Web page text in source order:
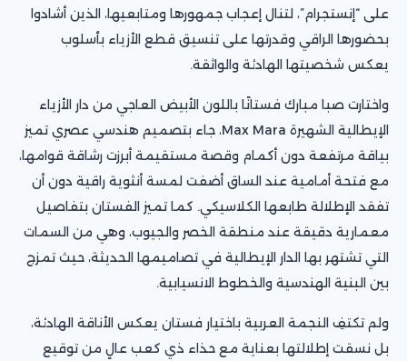
على “إنستجرام”، لتنال إعجاب جمهورها ومتابعيها، الذين أشادوا
بحضورها الراقي وقدرتها على تنسيق قطع الأزياء بأسلوب
يعكس شخصيتها الهادئة والواثقة.
واختارت صبا مبارك فستانًا باللون الأبيض العاجي من دار الأزياء
الإيطالية الشهيرة Max Mara، جاء بتصميم هندسي عصري تميز
بياقة مرتفعة دون أكمام وقصة مستقيمة أبرزت رشاقة قوامها،
مع فتحة أمامية عند الساق أضفت لمسة أنثوية راقية دون أن
تفقد الإطلالة طابعها الكلاسيكي. كما تميز الفستان بتفاصيل
معمارية دقيقة عند منطقة الخصر والجيوب، وهي من السمات
التي تشتهر بها الدار الإيطالية في تصاميمها الحديثة، حيث تمزج
بين البنية الهندسية والخطوط الانسيابية.
ولم تكتفِ النجمة العربية باختيار فستان يعكس الأناقة الهادئة،
بل نسقت إطلالتها بعناية مع حذاء ذي كعب عالٍ من توقيع